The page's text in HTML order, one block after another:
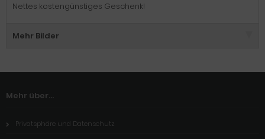
Nettes kostengünstiges Geschenk!
Mehr Bilder
Mehr über...
Privatsphäre und Datenschutz